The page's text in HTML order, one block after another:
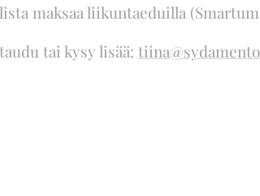
maksaa liikuntaeduilla
tai kysy lisää: